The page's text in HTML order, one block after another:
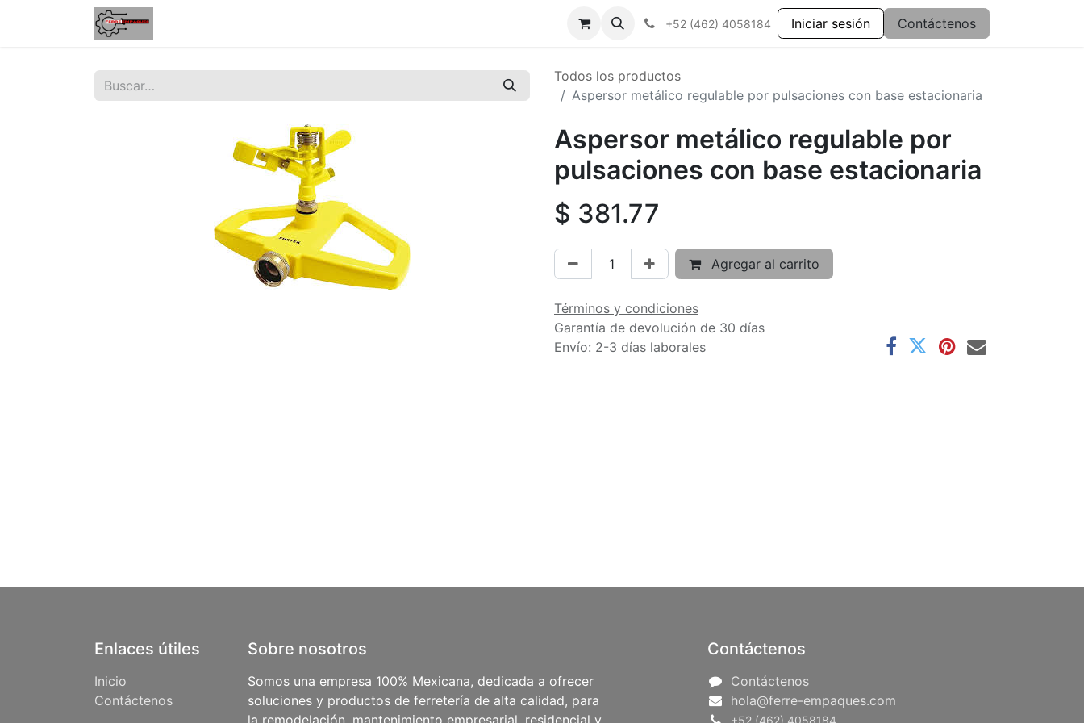
+52 (462) 4058184 Iniciar sesión Contáctenos
Todos los productos
Aspersor metálico regulable por pulsaciones con base estacionaria
Aspersor metálico regulable por
pulsaciones con base estacionaria
$ 381.77
Agregar al carrito
Términos y condiciones
Garantía de devolución de 30 días
Envío: 2-3 días laborales
Enlaces útiles
Inicio
Contáctenos
Sobre nosotros
Somos una empresa 100% Mexicana, dedicada a ofrecer
soluciones y productos de ferretería de alta calidad, para
la remodelación, mantenimiento empresarial, residencial y
Contáctenos
Contáctenos
hola@ferre-empaques.com
+52 (462) 4058184